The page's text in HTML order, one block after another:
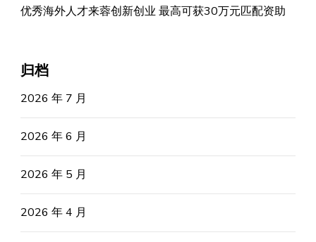
优秀海外人才来蓉创新创业 最高可获30万元匹配资助
归档
2026 年 7 月
2026 年 6 月
2026 年 5 月
2026 年 4 月